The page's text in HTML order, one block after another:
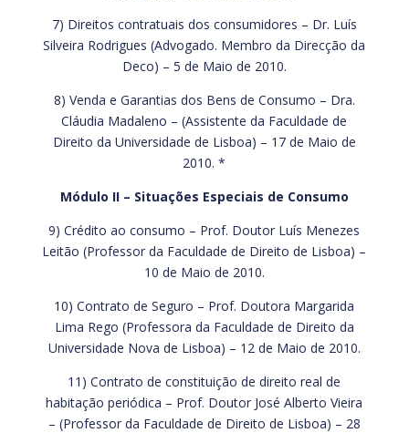
7) Direitos contratuais dos consumidores – Dr. Luís
Silveira Rodrigues (Advogado. Membro da Direcção da
Deco) – 5 de Maio de 2010.
8) Venda e Garantias dos Bens de Consumo – Dra.
Cláudia Madaleno – (Assistente da Faculdade de
Direito da Universidade de Lisboa) – 17 de Maio de
2010. *
Módulo II – Situações Especiais de Consumo
9) Crédito ao consumo – Prof. Doutor Luís Menezes
Leitão (Professor da Faculdade de Direito de Lisboa) –
10 de Maio de 2010.
10) Contrato de Seguro – Prof. Doutora Margarida
Lima Rego (Professora da Faculdade de Direito da
Universidade Nova de Lisboa) – 12 de Maio de 2010.
11) Contrato de constituição de direito real de
habitação periódica – Prof. Doutor José Alberto Vieira
– (Professor da Faculdade de Direito de Lisboa) – 28